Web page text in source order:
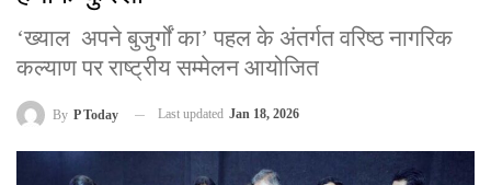
‘ख्याल अपने बुजुर्गों का’ पहल के अंतर्गत वरिष्ठ नागरिक
कल्याण पर राष्ट्रीय सम्मेलन आयोजित
By P Today Last updated Jan 18, 2026